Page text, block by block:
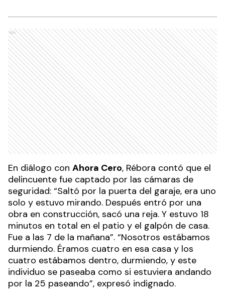
Ads
En diálogo con Ahora Cero, Rébora contó que el
delincuente fue captado por las cámaras de
seguridad: “Saltó por la puerta del garaje, era uno
solo y estuvo mirando. Después entró por una
obra en construcción, sacó una reja. Y estuvo 18
minutos en total en el patio y el galpón de casa.
Fue a las 7 de la mañana”. “Nosotros estábamos
durmiendo. Éramos cuatro en esa casa y los
cuatro estábamos dentro, durmiendo, y este
individuo se paseaba como si estuviera andando
por la 25 paseando”, expresó indignado.